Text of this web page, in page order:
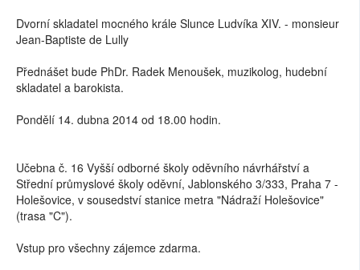
Dvorní skladatel mocného krále Slunce Ludvíka XIV. - monsieur
Jean-Baptiste de Lully
Přednášet bude PhDr. Radek Menoušek, muzikolog, hudební
skladatel a barokista.
Pondělí 14. dubna 2014 od 18.00 hodin.
Učebna č. 16 Vyšší odborné školy oděvního návrhářství a
Střední průmyslové školy oděvní, Jablonského 3/333, Praha 7 -
Holešovice, v sousedství stanice metra "Nádraží Holešovice"
(trasa "C").
Vstup pro všechny zájemce zdarma.